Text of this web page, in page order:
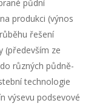
půdní
produkci (výnos
řešení
(především ze
různých půdně-
technologie
výsevu podsevové